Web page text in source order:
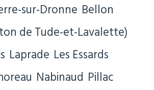
sur-Dronne Bellon
de Tude-et-Lavalette)
Laprade Les Essards
Nabinaud Pillac